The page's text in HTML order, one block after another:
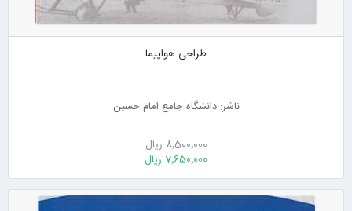
طراحی هواپیما
ناشر: دانشگاه جامع امام حسین
8٬500٬000 ریال
7٬650٬000 ریال